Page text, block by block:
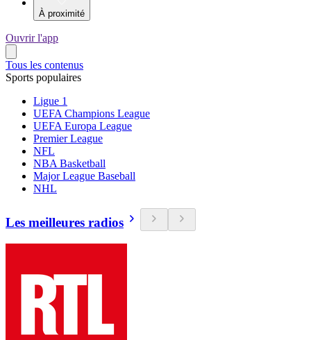
À proximité
Ouvrir l'app
Tous les contenus
Sports populaires
Ligue 1
UEFA Champions League
UEFA Europa League
Premier League
NFL
NBA Basketball
Major League Baseball
NHL
Les meilleures radios